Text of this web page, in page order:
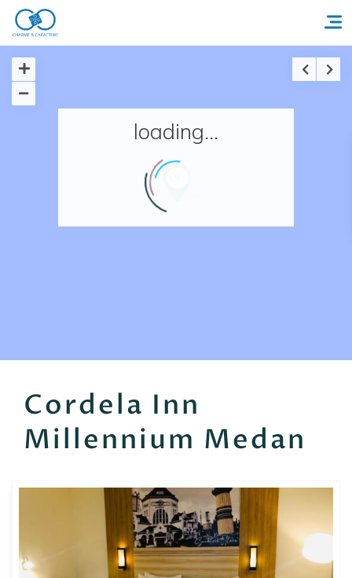
Accueil
Nos adresses en France
loading...
Cordela Inn
Millennium Medan